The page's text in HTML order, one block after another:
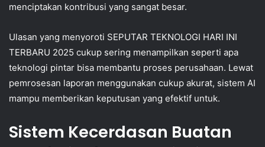
menciptakan kontribusi yang sangat besar.
Ulasan yang menyoroti SEPUTAR TEKNOLOGI HARI INI
TERBARU 2025 cukup sering menampilkan seperti apa
teknologi pintar bisa membantu proses perusahaan. Lewat
pemrosesan laporan menggunakan cukup akurat, sistem AI
mampu memberikan keputusan yang efektif untuk.
Sistem Kecerdasan Buatan